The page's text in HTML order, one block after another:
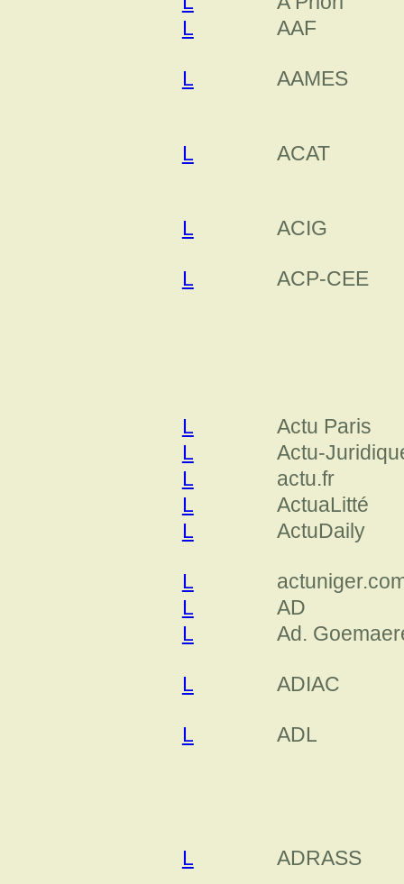
L
AAF
L AAMES
L ACAT
L ACIG
L ACP-CEE
L
Actu Paris
L
Actu-
L
actu.fr
L
ActuaLitté
L
ActuDaily
L
L
AD
L
Ad.
L ADIAC
L ADL
L ADRASS